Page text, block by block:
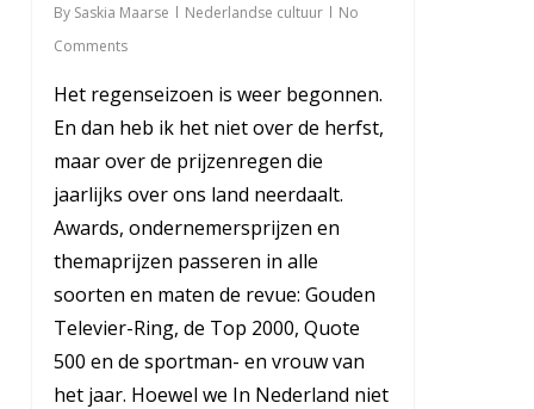
By Saskia Maarse Nederlandse cultuur
No
Comments
Het regenseizoen is weer begonnen.
En dan heb ik het niet over de herfst,
maar over de prijzenregen die
jaarlijks over ons land neerdaalt.
Awards, ondernemersprijzen en
themaprijzen passeren in alle
soorten en maten de revue: Gouden
Televier-Ring, de Top 2000, Quote
500 en de sportman- en vrouw van
het jaar. Hoewel we In Nederland niet